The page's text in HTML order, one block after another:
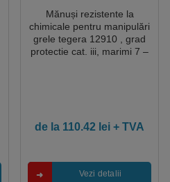
Mănuși rezistente la
chimicale pentru manipulări
grele tegera 12910 , grad
protectie cat. iii, marimi 7 –
de la 110.42 lei + TVA
Vezi detalii